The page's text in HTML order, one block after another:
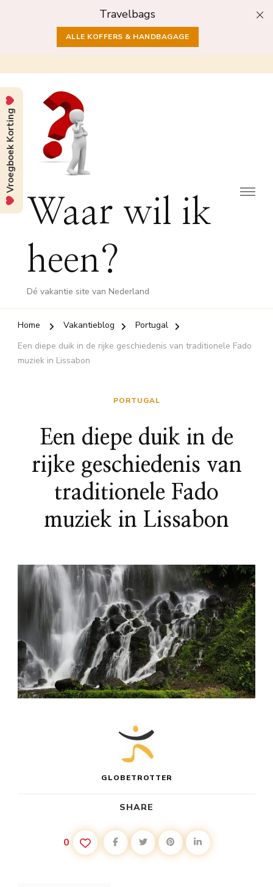
Travelbags
ALLE KOFFERS & HANDBAGAGE
Waar wil ik
heen?
Dé vakantie site van Nederland
Home Vakantieblog
Portugal
Een diepe duik in de rijke geschiedenis van traditionele Fado
muziek in Lissabon
PORTUGAL
Een diepe duik in de
rijke geschiedenis van
traditionele Fado
muziek in Lissabon
GLOBETROTTER
SHARE
0
Vroegboek Korting